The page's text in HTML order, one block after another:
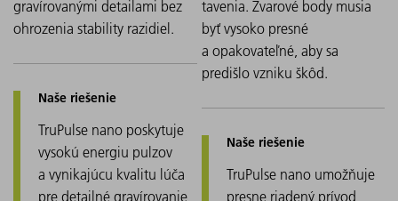
3,5
(FK10-HS)
mm
TruPulse
473 mm
gravírovanými detailami bez
ohrozenia stability razidiel.
TruPulse nano poskytuje
vysokú energiu pulzov
a vynikajúcu kvalitu lúča
pre detailné gravírovanie
tavenia. Zvarové body musia
byť vysoko presné
a opakovateľné, aby sa
predišlo vzniku škôd.
TruPulse nano umožňuje
presne riadený prívod